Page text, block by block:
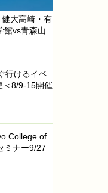
健大高崎・有
館vs青森山
行けるイベ
＜8/9-15開催
College of
ミナー9/27